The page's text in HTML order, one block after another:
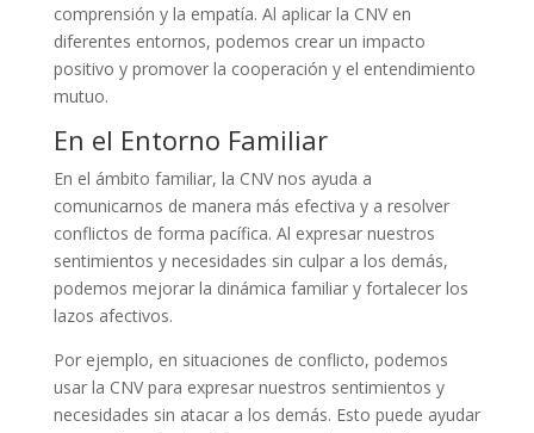
comprensión y la empatía. Al aplicar la CNV en
diferentes entornos, podemos crear un impacto
positivo y promover la cooperación y el entendimiento
mutuo.
En el Entorno Familiar
En el ámbito familiar, la CNV nos ayuda a
comunicarnos de manera más efectiva y a resolver
conflictos de forma pacífica. Al expresar nuestros
sentimientos y necesidades sin culpar a los demás,
podemos mejorar la dinámica familiar y fortalecer los
lazos afectivos.
Por ejemplo, en situaciones de conflicto, podemos
usar la CNV para expresar nuestros sentimientos y
necesidades sin atacar a los demás. Esto puede ayudar